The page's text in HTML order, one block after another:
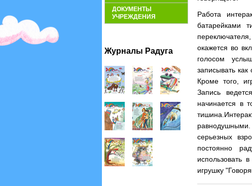
ДОКУМЕНТЫ
УЧРЕЖДЕНИЯ
Журналы Радуга
Работа
батарейками
окажется во
голосом
записывать
Кроме того,
Запись
начинается в
серьезных
постоянно
использовать
игрушку